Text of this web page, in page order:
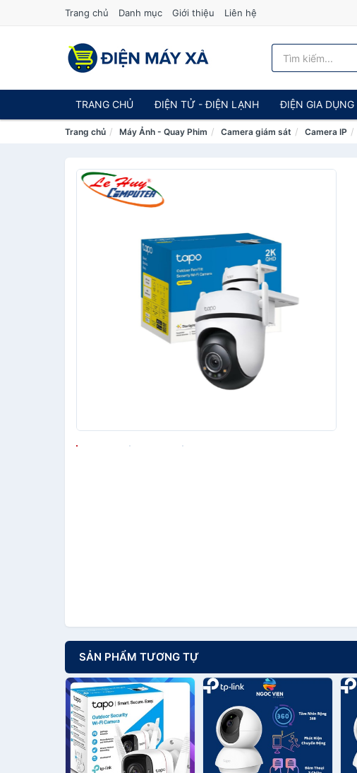
Trang chủ Danh mục Giới thiệu Liên hệ
TRANG CHỦ ĐIỆN TỬ - ĐIỆN LẠNH ĐIỆN GIA DỤNG
Trang chủ Máy Ảnh - Quay Phim Camera giám sát Camera IP
SẢN PHẨM TƯƠNG TỰ